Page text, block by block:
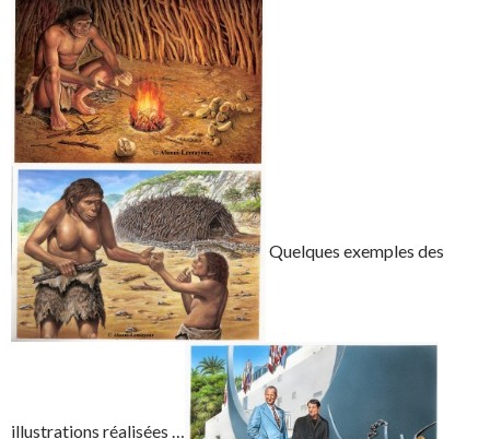
Quelques exemples des
illustrations réalisées …